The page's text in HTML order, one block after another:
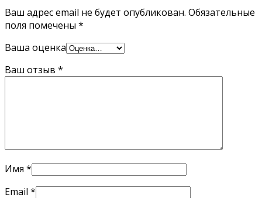
Ваш адрес email не будет опубликован. Обязательные
поля помечены *
Ваша оценка
Ваш отзыв *
Имя *
Email *